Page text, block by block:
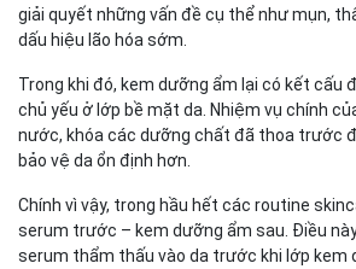
giải quyết những vấn đề cụ thể như mụn,
dấu hiệu lão hóa sớm.
Trong khi đó, kem dưỡng ẩm lại có kết cấu
chủ yếu ở lớp bề mặt da. Nhiệm vụ chính
nước, khóa các dưỡng chất đã thoa trước
bảo vệ da ổn định hơn.
Chính vì vậy, trong hầu hết các routine
serum trước – kem dưỡng ẩm sau. Điều
serum thẩm thấu vào da trước khi lớp kem